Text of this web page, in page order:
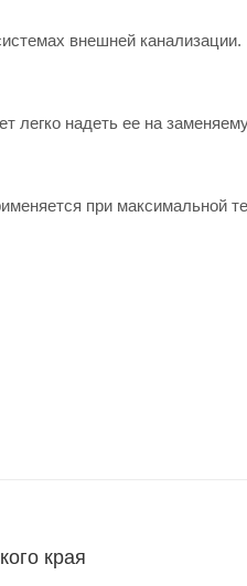
внешней канализации.
легко надеть ее на
при максимальной
края